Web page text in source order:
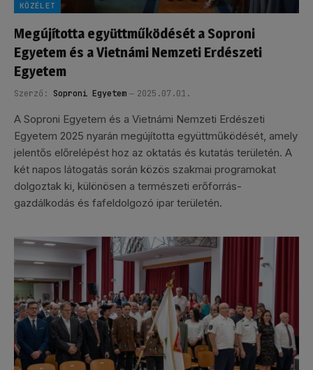
KÖZÉLET
Megújította együttműködését a Soproni
Egyetem és a Vietnámi Nemzeti Erdészeti
Egyetem
Szerző: Soproni Egyetem 2025.07.01.
A Soproni Egyetem és a Vietnámi Nemzeti Erdészeti
Egyetem 2025 nyarán megújította együttműködését, amely
jelentős előrelépést hoz az oktatás és kutatás területén. A
két napos látogatás során közös szakmai programokat
dolgoztak ki, különösen a természeti erőforrás-
gazdálkodás és fafeldolgozó ipar területén.